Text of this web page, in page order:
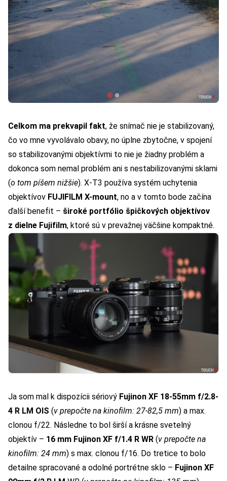
Celkom ma prekvapil fakt, že snímač nie je stabilizovaný,
čo vo mne vyvolávalo obavy, no úplne zbytočne, v spojení
so stabilizovanými objektívmi to nie je žiadny problém a
dokonca som nemal problém ani s nestabilizovanými sklami
(o tom píšem nižšie). X-T3 používa systém uchytenia
objektívov FUJIFILM X-mount, no a v tomto bode začína
ďalší benefit – široké portfólio špičkových objektívov
z dielne Fujifilm, ktoré sú v prevažnej väčšine kompaktné.
Ja som mal k dispozícii sériový Fujinon XF 18-55mm f/2.8-
4 R LM OIS (v prepočte na kinofilm: 27-82,5 mm) a max.
clonou f/22. Následne to bol širší a krásne svetelný
objektív – 16 mm Fujinon XF f/1.4 R WR (v prepočte na
kinofilm: 24 mm) s max. clonou f/16. Do tretice to bolo
detailne spracované a odolné portrétne sklo – Fujinon XF